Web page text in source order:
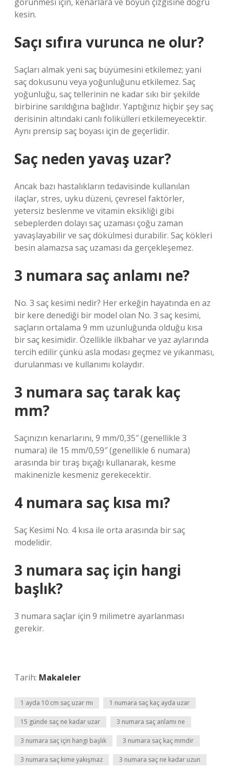
kesin.
Saçı sıfıra vurunca ne olur?
Saçları almak yeni saç büyümesini etkilemez; yani
saç dokusunu veya yoğunluğunu etkilemez. Saç
yoğunluğu, saç tellerinin ne kadar sıkı bir şekilde
birbirine sarıldığına bağlıdır. Yaptığınız hiçbir şey saç
derisinin altındaki canlı folikülleri etkilemeyecektir.
Aynı prensip saç boyası için de geçerlidir.
Saç neden yavaş uzar?
Ancak bazı hastalıkların tedavisinde kullanılan
ilaçlar, stres, uyku düzeni, çevresel faktörler,
yetersiz beslenme ve vitamin eksikliği gibi
sebeplerden dolayı saç uzaması çoğu zaman
yavaşlayabilir ve saç dökülmesi durabilir. Saç kökleri
besin alamazsa saç uzaması da gerçekleşemez.
3 numara saç anlamı ne?
No. 3 saç kesimi nedir? Her erkeğin hayatında en az
bir kere denediği bir model olan No. 3 saç kesimi,
saçların ortalama 9 mm uzunluğunda olduğu kısa
bir saç kesimidir. Özellikle ilkbahar ve yaz aylarında
tercih edilir çünkü asla modası geçmez ve yıkanması,
durulanması ve kullanımı kolaydır.
3 numara saç tarak kaç
mm?
Saçınızın kenarlarını, 9 mm/0,35″ (genellikle 3
numara) ile 15 mm/0,59″ (genellikle 6 numara)
arasında bir tıraş bıçağı kullanarak, kesme
makinenizle kesmeniz gerekecektir.
4 numara saç kısa mı?
Saç Kesimi No. 4 kısa ile orta arasında bir saç
modelidir.
3 numara saç için hangi
başlık?
3 numara saçlar için 9 milimetre ayarlanması
gerekir.
Tarih: Makaleler
1 ayda 10 cm saç uzar mı 1 numara saç kaç ayda uzar
15 günde saç ne kadar uzar 3 numara saç anlamı ne
3 numara saç için hangi başlık 3 numara saç kaç mmdir
3 numara saç kime yakışmaz 3 numara saç ne kadar uzun